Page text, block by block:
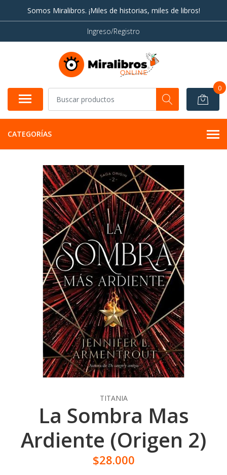
Somos Miralibros. ¡Miles de historias, miles de libros!
Ingreso/Registro
0
CATEGORÍAS
TITANIA
La Sombra Mas
Ardiente (Origen 2)
$28.000